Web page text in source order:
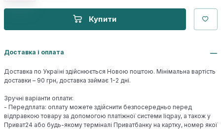
Купити
Доставка і оплата
Доставка по Україні здійснюється Новою поштою. Мінімальна вартість
доставки – 90 грн, доставка займає 1-2 дні.
Зручні варіанти оплати:
- Передплата: оплату можете здійснити безпосередньо перед
відправкою товару за допомогою платіжної системи liqpay, а також у
Приват24 або будь-якому терміналі Приватбанку на картку, номер якої